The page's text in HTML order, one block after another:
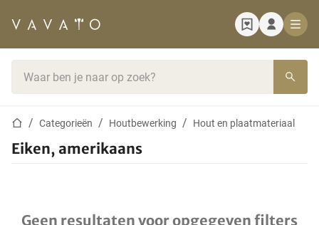
StartpaginaCategorieën Houtbewerking Hout en plaatmateriaal
Eiken, amerikaans
Geen resultaten voor opgegeven filters